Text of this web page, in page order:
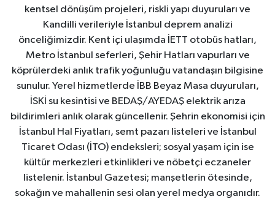
kentsel dönüşüm projeleri, riskli yapı duyuruları ve
Kandilli verileriyle İstanbul deprem analizi
önceliğimizdir. Kent içi ulaşımda İETT otobüs hatları,
Metro İstanbul seferleri, Şehir Hatları vapurları ve
köprülerdeki anlık trafik yoğunluğu vatandaşın bilgisine
sunulur. Yerel hizmetlerde İBB Beyaz Masa duyuruları,
İSKİ su kesintisi ve BEDAŞ/AYEDAŞ elektrik arıza
bildirimleri anlık olarak güncellenir. Şehrin ekonomisi için
İstanbul Hal Fiyatları, semt pazarı listeleri ve İstanbul
Ticaret Odası (İTO) endeksleri; sosyal yaşam için ise
kültür merkezleri etkinlikleri ve nöbetçi eczaneler
listelenir. İstanbul Gazetesi; manşetlerin ötesinde,
sokağın ve mahallenin sesi olan yerel medya organıdır.